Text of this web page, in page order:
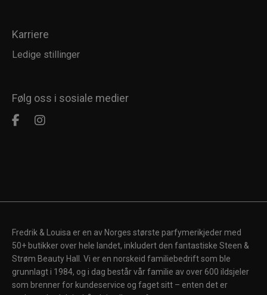
Karriere
Ledige stillinger
Følg oss i sosiale medier
Fredrik & Louisa er en av Norges største parfymerikjeder med
50+ butikker over hele landet, inkludert den fantastiske Steen &
Strøm Beauty Hall. Vi er en norskeid familiebedrift som ble
grunnlagt i 1984, og i dag består vår familie av over 600 ildsjeler
som brenner for kundeservice og faget sitt – enten det er